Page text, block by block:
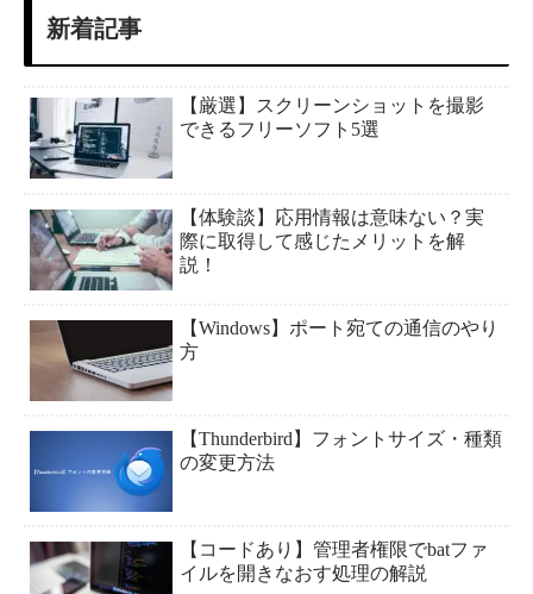
新着記事
【厳選】スクリーンショットを撮影
できるフリーソフト5選
【体験談】応用情報は意味ない？実
際に取得して感じたメリットを解
説！
【Windows】ポート宛ての通信のやり
方
【Thunderbird】フォントサイズ・種類
の変更方法
【コードあり】管理者権限でbatファ
イルを開きなおす処理の解説